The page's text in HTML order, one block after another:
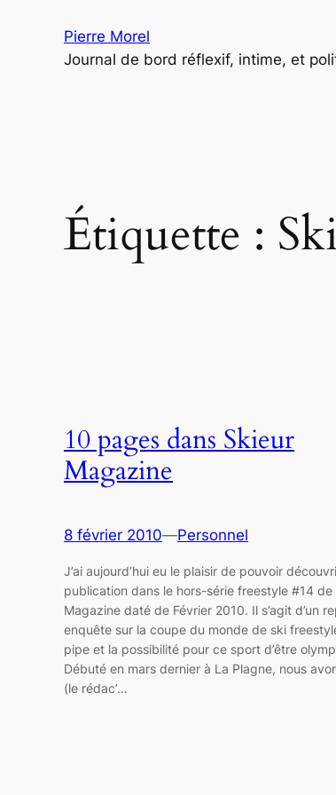
Pierre Morel
Journal de bord réflexif, intime, et
Étiquette :
10 pages dans Skieur
Magazine
8 février 2010—Personnel
J’ai aujourd’hui eu le plaisir de pouvoir
publication dans le hors-série freestyle #14 de
Magazine daté de Février 2010. Il s’agit d’un
enquête sur la coupe du monde de ski
pipe et la possibilité pour ce sport d’être
Débuté en mars dernier à La Plagne, nous
(le rédac’…